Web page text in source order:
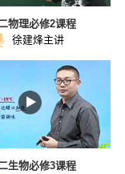
物理必修2课程
徐建烽主讲
生物必修3课程